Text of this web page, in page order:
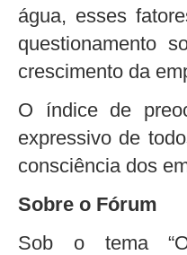
água, esses
questionamento
crescimento da
O índice de
expressivo de
consciência dos
Sobre o Fórum
Sob o tema